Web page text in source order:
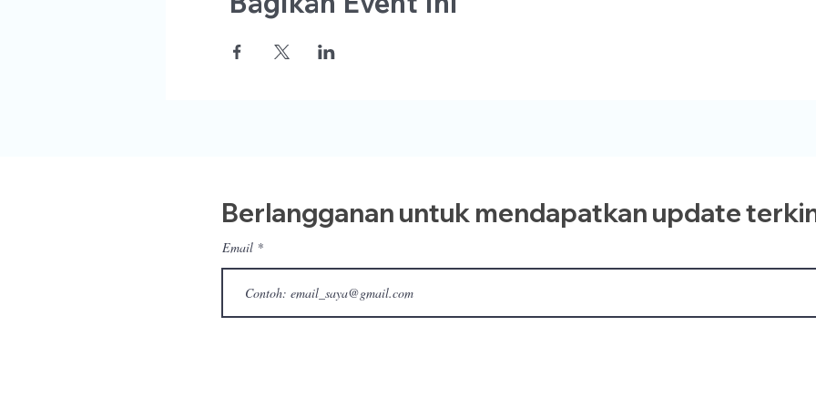
Berlangganan untuk mendapatkan update
Email